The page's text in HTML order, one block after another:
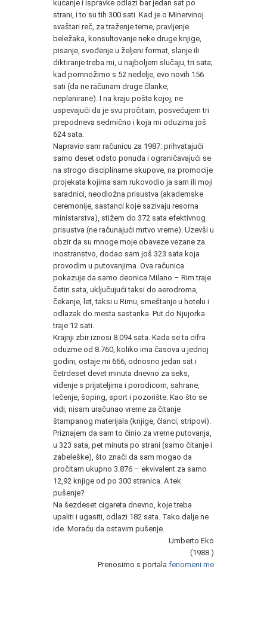
kucanje i ispravke odlazi bar jedan sat po
strani, i to su tih 300 sati. Kad je o Minervinoj
svaštari reč, za traženje teme, pravljenje
beležaka, konsultovanje neke druge knjige,
pisanje, svođenje u željeni format, slanje ili
diktiranje treba mi, u najboljem slučaju, tri sata;
kad pomnožimo s 52 nedelje, evo novih 156
sati (da ne računam druge članke,
neplanirane). I na kraju pošta kojoj, ne
uspevajući da je svu pročitam, posvećujem tri
prepodneva sedmično i koja mi oduzima još
624 sata.
Napravio sam računicu za 1987: prihvatajući
samo deset odsto ponuda i ograničavajući se
na strogo disciplinarne skupove, na promocije
projekata kojima sam rukovodio ja sam ili moji
saradnici, neodložna prisustva (akademske
ceremonije, sastanci koje sazivaju resorna
ministarstva), stižem do 372 sata efektivnog
prisustva (ne računajući mrtvo vreme). Uzevši u
obzir da su mnoge moje obaveze vezane za
inostranstvo, dodao sam još 323 sata koja
provodim u putovanjima. Ova računica
pokazuje da samo deonica Milano – Rim traje
četiri sata, uključujući taksi do aerodroma,
čekanje, let, taksi u Rimu, smeštanje u hotelu i
odlazak do mesta sastanka. Put do Njujorka
traje 12 sati.
Krajnji zbir iznosi 8.094 sata. Kada se ta cifra
oduzme od 8.760, koliko ima časova u jednoj
godini, ostaje mi 666, odnosno jedan sat i
četrdeset devet minuta dnevno za seks,
viđenje s prijateljima i porodicom, sahrane,
lečenje, šoping, sport i pozorište. Kao što se
vidi, nisam uračunao vreme za čitanje
štampanog materijala (knjige, članci, stripovi).
Priznajem da sam to činio za vreme putovanja,
u 323 sata, pet minuta po strani (samo čitanje i
zabeleške), što znači da sam mogao da
pročitam ukupno 3.876 – ekvivalent za samo
12,92 knjige od po 300 stranica. A tek
pušenje?
Na šezdeset cigareta dnevno, koje treba
upaliti i ugasiti, odlazi 182 sata. Tako dalje ne
ide. Moraću da ostavim pušenje.
Umberto Eko
(1988.)
Prenosimo s portala fenomeni.me